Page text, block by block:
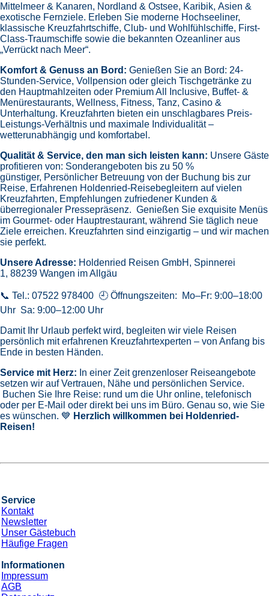
Mittelmeer & Kanaren, Nordland & Ostsee, Karibik, Asien &
exotische Fernziele. Erleben Sie moderne Hochseeliner,
klassische Kreuzfahrtschiffe, Club- und Wohlfühlschiffe, First-
Class-Traumschiffe sowie die bekannten Ozeanliner aus
„Verrückt nach Meer“.
Komfort & Genuss an Bord: Genießen Sie an Bord: 24-
Stunden-Service, Vollpension oder gleich Tischgetränke zu
den Hauptmahlzeiten oder Premium All Inclusive, Buffet- &
Menürestaurants, Wellness, Fitness, Tanz, Casino &
Unterhaltung. Kreuzfahrten bieten ein unschlagbares Preis-
Leistungs-Verhältnis und maximale Individualität –
wetterunabhängig und komfortabel.
Qualität & Service, den man sich leisten kann: Unsere Gäste
profitieren von: Sonderangeboten bis zu 50 %
günstiger, Persönlicher Betreuung von der Buchung bis zur
Reise, Erfahrenen Holdenried-Reisebegleitern auf vielen
Kreuzfahrten, Empfehlungen zufriedener Kunden &
überregionaler Pressepräsenz. Genießen Sie exquisite Menüs
im Gourmet- oder Hauptrestaurant, während Sie täglich neue
Ziele erreichen. Kreuzfahrten sind einzigartig – und wir machen
sie perfekt.
Unsere Adresse: Holdenried Reisen GmbH, Spinnerei
1, 88239 Wangen im Allgäu
📞 Tel.: 07522 978400 🕘 Öffnungszeiten: Mo–Fr: 9:00–18:00
Uhr Sa: 9:00–12:00 Uhr
Damit Ihr Urlaub perfekt wird, begleiten wir viele Reisen
persönlich mit erfahrenen Kreuzfahrtexperten – von Anfang bis
Ende in besten Händen.
Service mit Herz: In einer Zeit grenzenloser Reiseangebote
setzen wir auf Vertrauen, Nähe und persönlichen Service.
Buchen Sie Ihre Reise: rund um die Uhr online, telefonisch
oder per E-Mail oder direkt bei uns im Büro. Genau so, wie Sie
es wünschen. 💙 Herzlich willkommen bei Holdenried-
Reisen!
Service
Kontakt
Newsletter
Unser Gästebuch
Häufige Fragen
Informationen
Impressum
AGB